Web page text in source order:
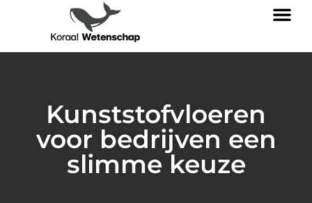
Kunststofvloeren
voor bedrijven een
slimme keuze